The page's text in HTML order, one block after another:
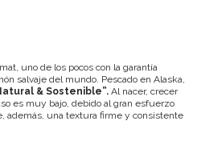
uno de los pocos con la garantía
salvaje del mundo. Pescado en Alaska,
& Sostenible”. Al nacer, crecer
es muy bajo, debido al gran esfuerzo
además, una textura firme y consistente